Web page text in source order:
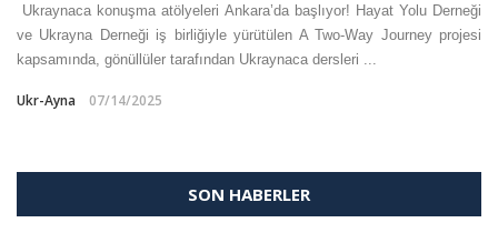
Ukraynaca konuşma atölyeleri Ankara’da başlıyor! Hayat Yolu Derneği
ve Ukrayna Derneği iş birliğiyle yürütülen A Two-Way Journey projesi
kapsamında, gönüllüler tarafından Ukraynaca dersleri ...
Ukr-Ayna 07/14/2025
SON HABERLER